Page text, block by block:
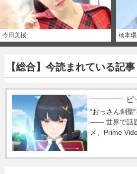
今田美桜 橋本
【総合】今読まれている記事
ピ
“おっさん剣聖
―― 世界で話
メ、Prime